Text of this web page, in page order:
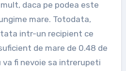
daca pe podea este
mare. Totodata,
intr-un recipient ce
de mare de 0.48 de
va fi nevoie sa intrerupeti